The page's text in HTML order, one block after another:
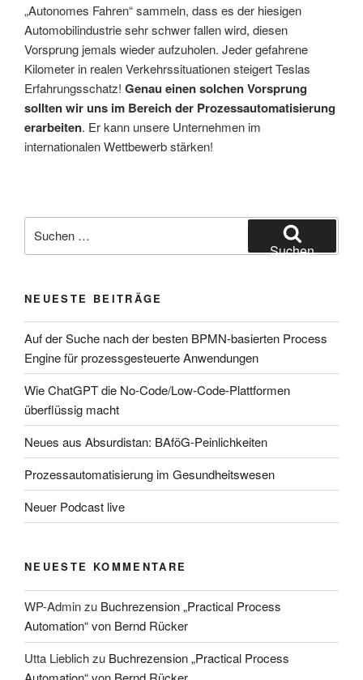
„Autonomes Fahren“ sammeln, dass es der hiesigen
Automobilindustrie sehr schwer fallen wird, diesen
Vorsprung jemals wieder aufzuholen. Jeder gefahrene
Kilometer in realen Verkehrssituationen steigert Teslas
Erfahrungsschatz! Genau einen solchen Vorsprung
sollten wir uns im Bereich der Prozessautomatisierung
erarbeiten. Er kann unsere Unternehmen im
internationalen Wettbewerb stärken!
nach:
Suchen
NEUESTE BEITRÄGE
Auf der Suche nach der besten BPMN-basierten Process
Engine für prozessgesteuerte Anwendungen
Wie ChatGPT die No-Code/Low-Code-Plattformen
überflüssig macht
Neues aus Absurdistan: BAföG-Peinlichkeiten
Prozessautomatisierung im Gesundheitswesen
Neuer Podcast live
NEUESTE KOMMENTARE
WP-Adminzu Buchrezension „Practical Process
Automation“ von Bernd Rücker
Utta Lieblichzu Buchrezension „Practical Process